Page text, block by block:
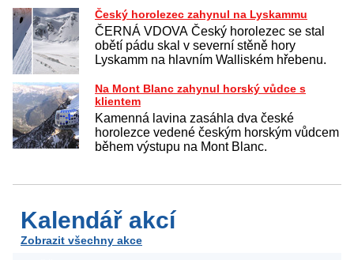
Český horolezec zahynul na Lyskammu
ČERNÁ VDOVA Český horolezec se stal
obětí pádu skal v severní stěně hory
Lyskamm na hlavním Walliském hřebenu.
Na Mont Blanc zahynul horský vůdce s
klientem
Kamenná lavina zasáhla dva české
horolezce vedené českým horským vůdcem
během výstupu na Mont Blanc.
Kalendář akcí
Zobrazit všechny akce